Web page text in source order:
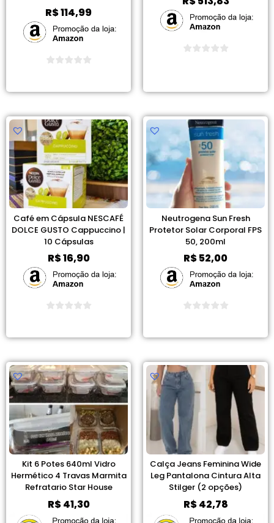
R$114,99
Café em Cápsula NESCAFÉ
DOLCE GUSTO Cappuccino |
10 Cápsulas
R$16,90
Neutrogena Sun Fresh
Protetor Solar Corporal FPS
50, 200ml
R$52,00
Kit 6 Potes 640ml Vidro
Hermético 4 Travas Marmita
Refratario Star House
R$41,30
Calça Jeans Feminina Wide
Leg Pantalona Cintura Alta
Stilger (2 opções)
R$42,78